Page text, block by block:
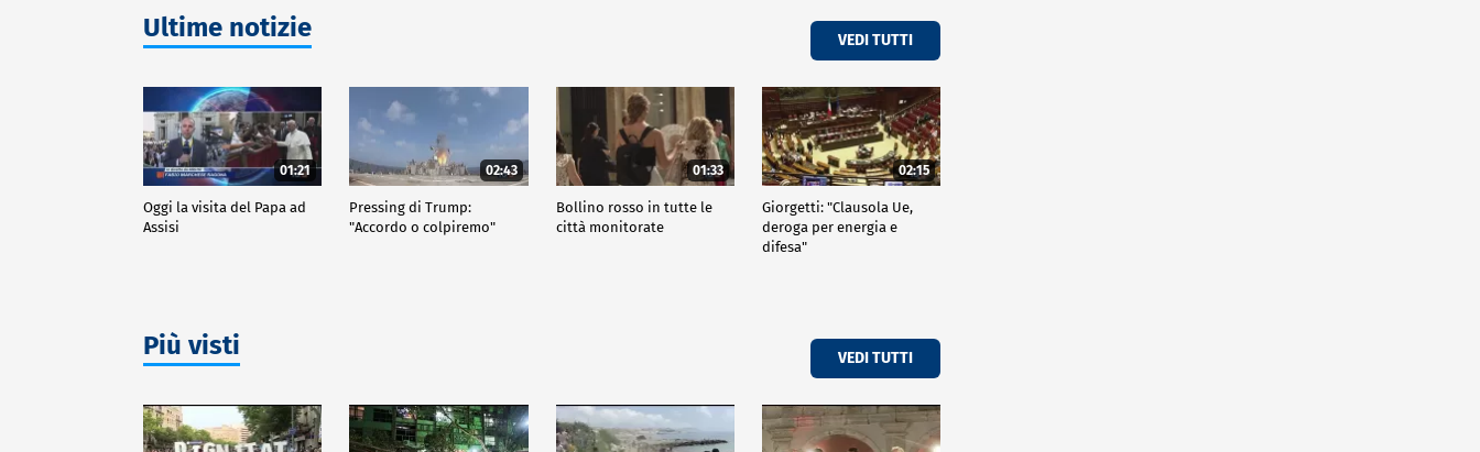
Ultime notizie VEDI TUTTI
01:21
Oggi la visita del Papa ad
Assisi
02:43
Pressing di Trump:
"Accordo o colpiremo"
01:33
Bollino rosso in tutte le
città monitorate
02:15
Giorgetti: "Clausola Ue,
deroga per energia e
difesa"
Più visti VEDI TUTTI